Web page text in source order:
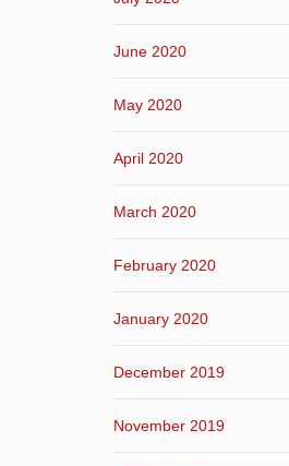
June 2020
May 2020
April 2020
March 2020
February 2020
January 2020
December 2019
November 2019